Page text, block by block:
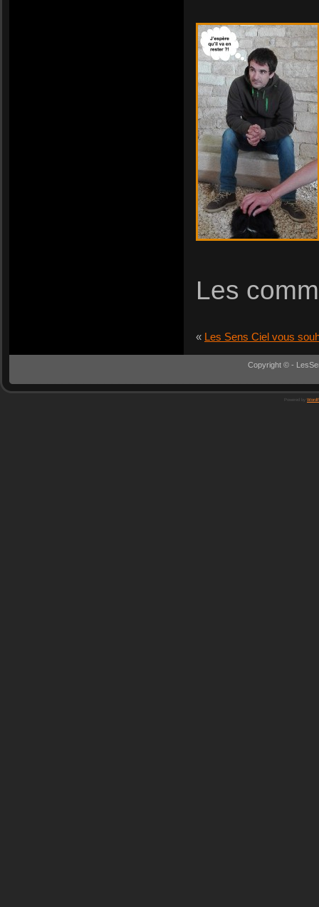
Les
« Les Sens Ciel vous
Copyright © -
Powered by